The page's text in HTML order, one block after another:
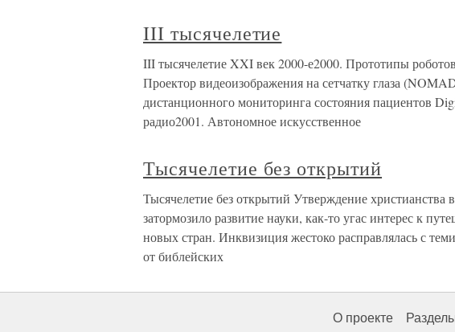
III тысячелетие
III тысячелетие XXI век 2000-е2000. Прототипы
Проектор видеоизображения на сетчатку глаза
дистанционного мониторинга состояния пациентов
радио2001. Автономное искусственное
Тысячелетие без открытий
Тысячелетие без открытий Утверждение христианства
затормозило развитие науки, как-то угас интерес к
новых стран. Инквизиция жестоко расправлялась с
от библейских
О проекте